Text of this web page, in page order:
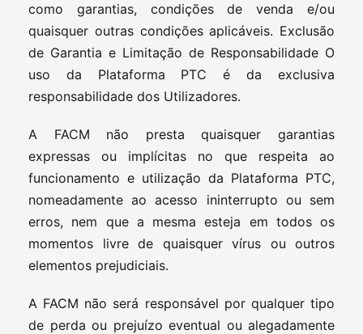
como garantias, condições de venda e/ou
quaisquer outras condições aplicáveis. Exclusão
de Garantia e Limitação de Responsabilidade O
uso da Plataforma PTC é da exclusiva
responsabilidade dos Utilizadores.
A FACM não presta quaisquer garantias
expressas ou implícitas no que respeita ao
funcionamento e utilização da Plataforma PTC,
nomeadamente ao acesso ininterrupto ou sem
erros, nem que a mesma esteja em todos os
momentos livre de quaisquer vírus ou outros
elementos prejudiciais.
A FACM não será responsável por qualquer tipo
de perda ou prejuízo eventual ou alegadamente